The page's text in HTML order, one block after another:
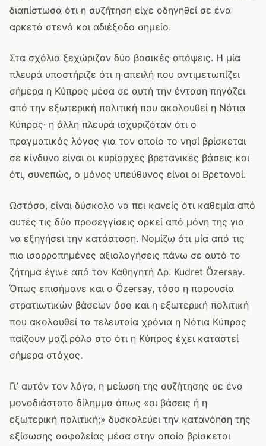
διαπίστωσα ότι η συζήτηση είχε οδηγηθεί σε ένα
αρκετά στενό και αδιέξοδο σημείο.
Στα σχόλια ξεχώριζαν δύο βασικές απόψεις. Η μία
πλευρά υποστήριζε ότι η απειλή που αντιμετωπίζει
σήμερα η Κύπρος μέσα σε αυτή την ένταση πηγάζει
από την εξωτερική πολιτική που ακολουθεί η Νότια
Κύπρος· η άλλη πλευρά ισχυριζόταν ότι ο
πραγματικός λόγος για τον οποίο το νησί βρίσκεται
σε κίνδυνο είναι οι κυρίαρχες βρετανικές βάσεις και
ότι, συνεπώς, ο μόνος υπεύθυνος είναι οι Βρετανοί.
Ωστόσο, είναι δύσκολο να πει κανείς ότι καθεμία από
αυτές τις δύο προσεγγίσεις αρκεί από μόνη της για
να εξηγήσει την κατάσταση. Νομίζω ότι μία από τις
πιο ισορροπημένες αξιολογήσεις πάνω σε αυτό το
ζήτημα έγινε από τον Καθηγητή Δρ. Kudret Özersay.
Όπως επισήμανε και ο Özersay, τόσο η παρουσία
στρατιωτικών βάσεων όσο και η εξωτερική πολιτική
που ακολουθεί τα τελευταία χρόνια η Νότια Κύπρος
παίζουν μαζί ρόλο στο ότι η Κύπρος έχει καταστεί
σήμερα στόχος.
Γι’ αυτόν τον λόγο, η μείωση της συζήτησης σε ένα
μονοδιάστατο δίλημμα όπως «οι βάσεις ή η
εξωτερική πολιτική;» δυσκολεύει την κατανόηση της
εξίσωσης ασφαλείας μέσα στην οποία βρίσκεται